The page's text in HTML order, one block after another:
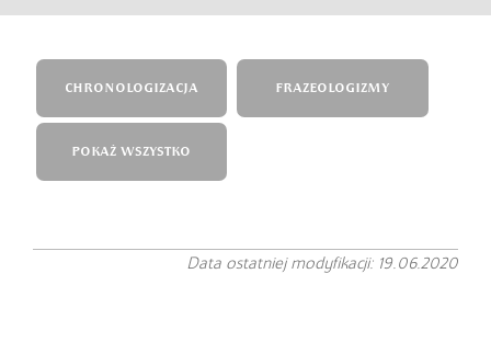
CHRONOLOGIZACJA FRAZEOLOGIZMY
POKAŻ WSZYSTKO
Data ostatniej modyfikacji: 19.06.2020